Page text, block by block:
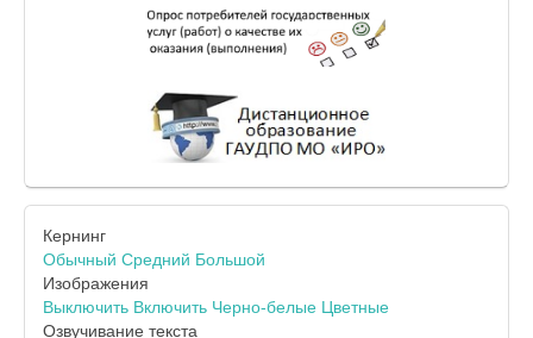
Кернинг
Обычный Средний Большой
Изображения
Выключить Включить Черно-белые Цветные
Озвучивание текста